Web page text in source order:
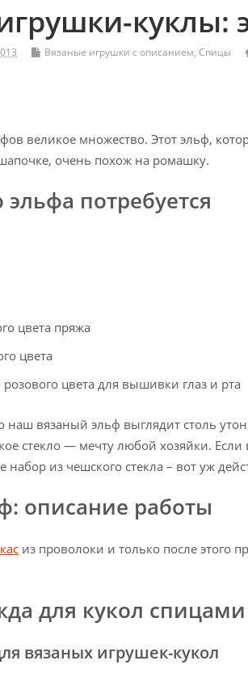
куклы:
Вязаные игрушки с описанием, Спицы
великое множество. Этот эльф,
очень похож на ромашку.
потребуется
цвета пряжа
цвета
цвета для вышивки глаз и рта
наш вязаный эльф выглядит столь
стекло — мечту любой хозяйки. Если
из чешского стекла – вот уж
описание работы
из проволоки и только после этого
для кукол спицами
вязаных игрушек-кукол